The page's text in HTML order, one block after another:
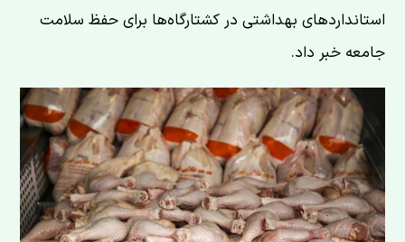
استانداردهای بهداشتی در کشتارگاه‌ها برای حفظ سلامت
جامعه خبر داد.